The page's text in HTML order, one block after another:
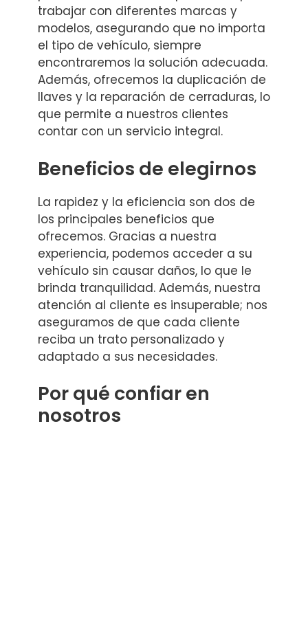
trabajar con diferentes marcas y
modelos, asegurando que no importa
el tipo de vehículo, siempre
encontraremos la solución adecuada.
Además, ofrecemos la duplicación de
llaves y la reparación de cerraduras, lo
que permite a nuestros clientes
contar con un servicio integral.
Beneficios de elegirnos
La rapidez y la eficiencia son dos de
los principales beneficios que
ofrecemos. Gracias a nuestra
experiencia, podemos acceder a su
vehículo sin causar daños, lo que le
brinda tranquilidad. Además, nuestra
atención al cliente es insuperable; nos
aseguramos de que cada cliente
reciba un trato personalizado y
adaptado a sus necesidades.
Por qué confiar en
nosotros